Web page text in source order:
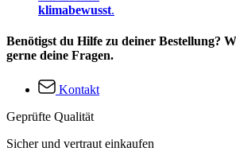
klimabewusst.
Benötigst du Hilfe zu deiner Bestellung?
gerne deine Fragen.
Kontakt
Geprüfte Qualität
Sicher und vertraut einkaufen